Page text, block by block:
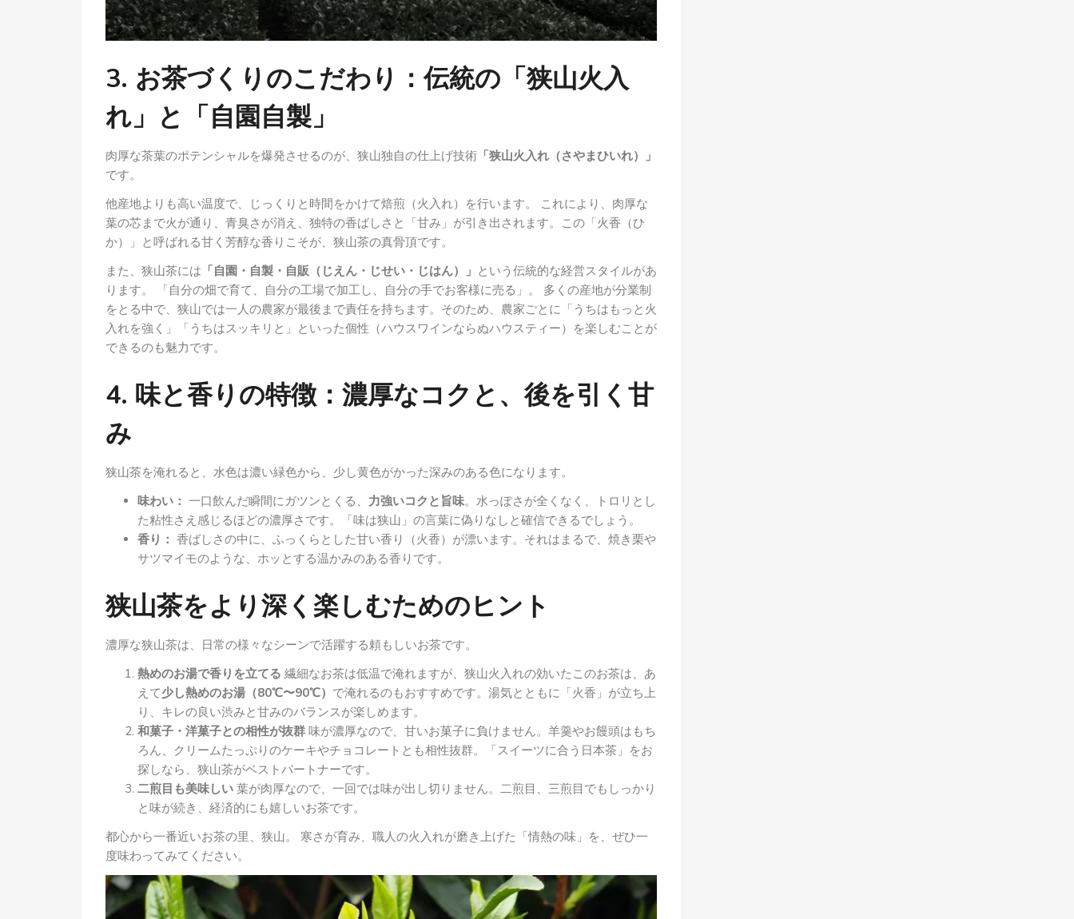
3. お茶づくりのこだわり：伝統の「狭山火入
れ」と「自園自製」
肉厚な茶葉のポテンシャルを爆発させるのが、狭山独自の仕上げ技術 「狭山火入れ（さやまひいれ）」
です。
他産地よりも高い温度で、じっくりと時間をかけて焙煎（火入れ）を行います。 これにより、肉厚な
葉の芯まで火が通り、青臭さが消え、独特の香ばしさと「甘み」が引き出されます。この「火香（ひ
か）」と呼ばれる甘く芳醇な香りこそが、狭山茶の真骨頂です。
また、狭山茶には 「自園・自製・自販（じえん・じせい・じはん）」 という伝統的な経営スタイルがあ
ります。 「自分の畑で育て、自分の工場で加工し、自分の手でお客様に売る」。 多くの産地が分業制
をとる中で、狭山では一人の農家が最後まで責任を持ちます。そのため、農家ごとに「うちはもっと火
入れを強く」「うちはスッキリと」といった個性（ハウスワインならぬハウスティー）を楽しむことが
できるのも魅力です。
4. 味と香りの特徴：濃厚なコクと、後を引く甘
み
狭山茶を淹れると、水色は濃い緑色から、少し黄色がかった深みのある色になります。
味わい： 一口飲んだ瞬間にガツンとくる、 力強いコクと旨味。水っぽさが全くなく、トロリとし
た粘性さえ感じるほどの濃厚さです。「味は狭山」の言葉に偽りなしと確信できるでしょう。
香り： 香ばしさの中に、ふっくらとした甘い香り（火香）が漂います。それはまるで、焼き栗や
サツマイモのような、ホッとする温かみのある香りです。
狭山茶をより深く楽しむためのヒント
濃厚な狭山茶は、日常の様々なシーンで活躍する頼もしいお茶です。
熱めのお湯で香りを立てる 繊細なお茶は低温で淹れますが、狭山火入れの効いたこのお茶は、あ
えて少し熱めのお湯（80℃〜90℃） で淹れるのもおすすめです。湯気とともに「火香」が立ち上
り、キレの良い渋みと甘みのバランスが楽しめます。
和菓子・洋菓子との相性が抜群 味が濃厚なので、甘いお菓子に負けません。羊羹やお饅頭はもち
ろん、クリームたっぷりのケーキやチョコレートとも相性抜群。「スイーツに合う日本茶」をお
探しなら、狭山茶がベストパートナーです。
二煎目も美味しい 葉が肉厚なので、一回では味が出し切りません。二煎目、三煎目でもしっかり
と味が続き、経済的にも嬉しいお茶です。
都心から一番近いお茶の里、狭山。 寒さが育み、職人の火入れが磨き上げた「情熱の味」を、ぜひ一
度味わってみてください。